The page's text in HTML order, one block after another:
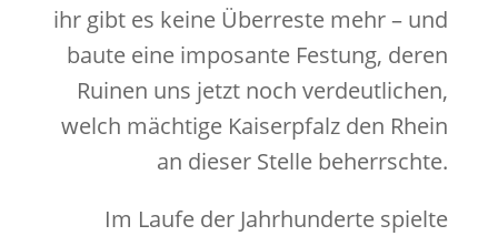
ihr gibt es keine Überreste mehr – und
baute eine imposante Festung, deren
Ruinen uns jetzt noch verdeutlichen,
welch mächtige Kaiserpfalz den Rhein
an dieser Stelle beherrschte.
Im Laufe der Jahrhunderte spielte